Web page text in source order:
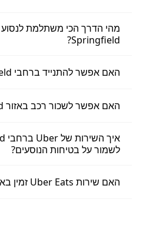
מהי הדרך הכי משתלמת
Springfield?
האם אפשר להתנייד ברחבי Springfield בלי רכב?
האם אפשר לשכור רכב באזור Springfield?
לשמור על בטיחות הנוסעים?
האם שירות Uber Eats זמין באזור Springfield?